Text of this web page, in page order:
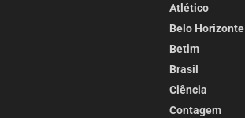
Atlético
Belo Horizonte
Betim
Brasil
Ciência
Contagem